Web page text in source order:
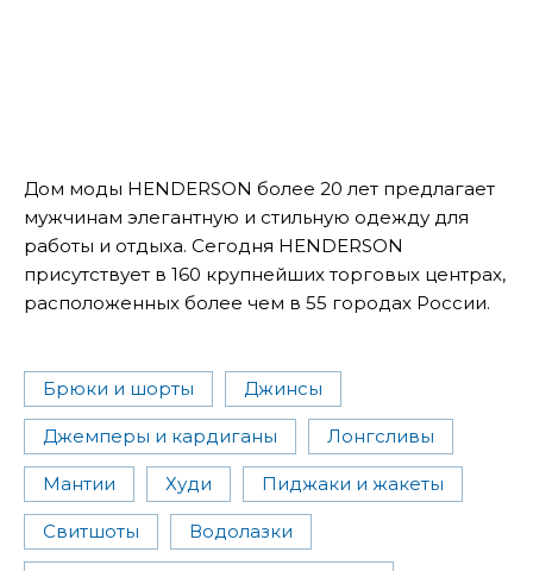
Дом моды HENDERSON более 20 лет предлагает
мужчинам элегантную и стильную одежду для
работы и отдыха. Сегодня HENDERSON
присутствует в 160 крупнейших торговых центрах,
расположенных более чем в 55 городах России.
Брюки и шорты Джинсы
Джемперы и кардиганы Лонгсливы
Мантии Худи Пиджаки и жакеты
Свитшоты Водолазки